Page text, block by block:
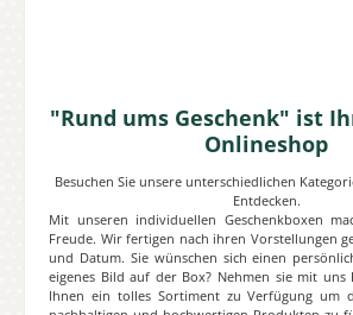
"Rund ums Geschenk" ist
Onlineshop
Besuchen Sie unsere unterschiedlichen
Entdecken.
Mit unseren individuellen Geschenkboxen
Freude. Wir fertigen nach ihren Vorstellungen
und Datum. Sie wünschen sich einen
eigenes Bild auf der Box? Nehmen sie mit uns
Ihnen ein tolles Sortiment zu Verfügung um